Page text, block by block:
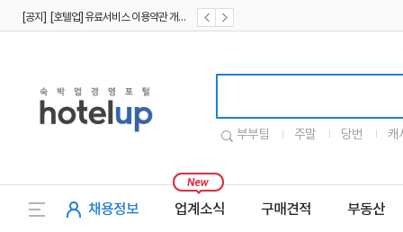
[공지] [호텔업] 유료서비스 이용약관 개정본2 (19.09.02)
부부팀 주말 당번 캐
채용정보 업계소식 구매견적 부동산